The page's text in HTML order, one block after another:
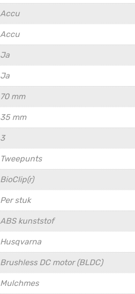
Accu
Accu
Ja
Ja
70 mm
35 mm
3
Tweepunts
BioClip(r)
Per stuk
ABS kunststof
Husqvarna
Brushless DC motor (BLDC)
Mulchmes